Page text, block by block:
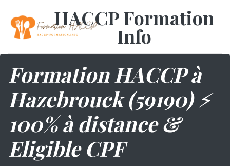
HACCP Formation
Info
Formation HACCP à
Hazebrouck (59190) ⚡
100% à distance &
Eligible CPF